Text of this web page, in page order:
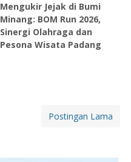
Mengukir Jejak di Bumi
Minang: BOM Run 2026,
Sinergi Olahraga dan
Pesona Wisata Padang
Postingan Lama